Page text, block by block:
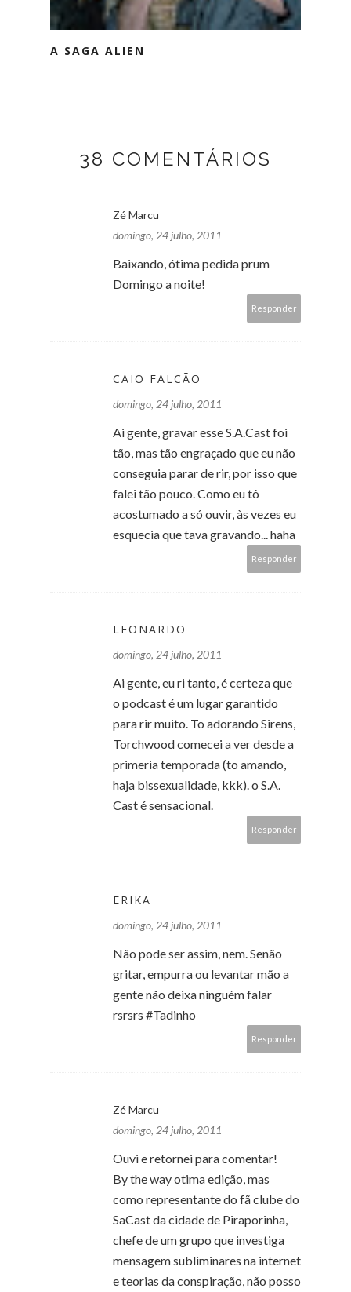
A SAGA ALIEN
38 COMENTÁRIOS
Zé Marcu
domingo, 24 julho, 2011
Baixando, ótima pedida prum
Domingo a noite!
Responder
CAIO FALCÃO
domingo, 24 julho, 2011
Ai gente, gravar esse S.A.Cast foi
tão, mas tão engraçado que eu não
conseguia parar de rir, por isso que
falei tão pouco. Como eu tô
acostumado a só ouvir, às vezes eu
esquecia que tava gravando... haha
Responder
LEONARDO
domingo, 24 julho, 2011
Ai gente, eu ri tanto, é certeza que
o podcast é um lugar garantido
para rir muito. To adorando Sirens,
Torchwood comecei a ver desde a
primeria temporada (to amando,
haja bissexualidade, kkk). o S.A.
Cast é sensacional.
Responder
ERIKA
domingo, 24 julho, 2011
Não pode ser assim, nem. Senão
gritar, empurra ou levantar mão a
gente não deixa ninguém falar
rsrsrs #Tadinho
Responder
Zé Marcu
domingo, 24 julho, 2011
Ouvi e retornei para comentar!
By the way otima edição, mas
como representante do fã clube do
SaCast da cidade de Piraporinha,
chefe de um grupo que investiga
mensagem subliminares na internet
e teorias da conspiração, não posso